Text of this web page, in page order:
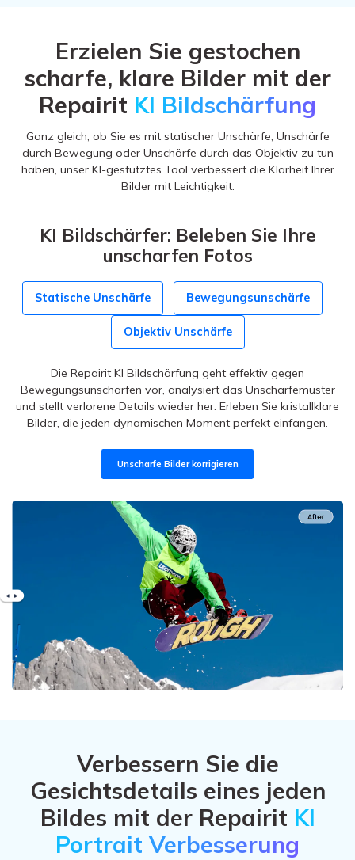
Erzielen Sie gestochen
scharfe, klare Bilder mit der
Repairit KI Bildschärfung
Ganz gleich, ob Sie es mit statischer Unschärfe, Unschärfe
durch Bewegung oder Unschärfe durch das Objektiv zu tun
haben, unser KI-gestütztes Tool verbessert die Klarheit Ihrer
Bilder mit Leichtigkeit.
KI Bildschärfer: Beleben Sie Ihre
unscharfen Fotos
Statische Unschärfe Bewegungsunschärfe
Objektiv Unschärfe
Die Unschärfe des Objektivs kann wichtige Elemente in Ihren
Fotos verdecken. Dieser KI Bildschärfer korrigiert sie, ohne die
Qualität zu beeinträchtigen. Genießen Sie gestochen scharfe,
klare Bilder, die ihre ursprüngliche Ästhetik beibehalten.
Unscharfe Bilder korrigieren
Verbessern Sie die
Gesichtsdetails eines jeden
Bildes mit der Repairit KI
Portrait Verbesserung